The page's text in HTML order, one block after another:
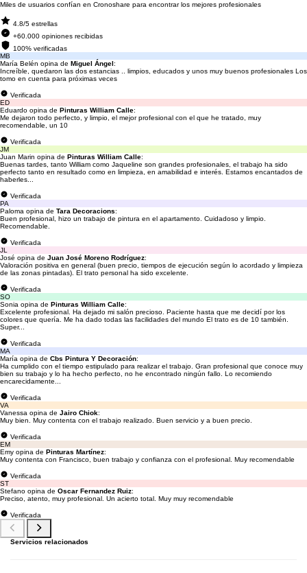
Miles de usuarios confían en Cronoshare para encontrar los mejores profesionales
4.8/5 estrellas
+60.000 opiniones recibidas
100% verificadas
MB
María Belén opina de Miguel Ángel:
Increíble, quedaron las dos estancias .. limpios, educados y unos muy buenos profesionales Los
tomo en cuenta para próximas veces
Verificada
ED
Eduardo opina de Pinturas William Calle:
Me dejaron todo perfecto, y limpio, el mejor profesional con el que he tratado, muy
recomendable, un 10
Verificada
JM
Juan Marin opina de Pinturas William Calle:
Buenas tardes, tanto William como Jaqueline son grandes profesionales, el trabajo ha sido
perfecto tanto en resultado como en limpieza, en amabilidad e interés. Estamos encantados de
haberles...
Verificada
PA
Paloma opina de Tara Decoracions:
Buen profesional, hizo un trabajo de pintura en el apartamento. Cuidadoso y limpio.
Recomendable.
Verificada
JL
José opina de Juan José Moreno Rodríguez:
Valoración positiva en general (buen precio, tiempos de ejecución según lo acordado y limpieza
de las zonas pintadas). El trato personal ha sido excelente.
Verificada
SO
Sonia opina de Pinturas William Calle:
Excelente profesional. Ha dejado mi salón precioso. Paciente hasta que me decidí por los
colores que quería. Me ha dado todas las facilidades del mundo El trato es de 10 también.
Super...
Verificada
MA
María opina de Cbs Pintura Y Decoración:
Ha cumplido con el tiempo estipulado para realizar el trabajo. Gran profesional que conoce muy
bien su trabajo y lo ha hecho perfecto, no he encontrado ningún fallo. Lo recomiendo
encarecidamente...
Verificada
VA
Vanessa opina de Jairo Chiok:
Muy bien. Muy contenta con el trabajo realizado. Buen servicio y a buen precio.
Verificada
EM
Emy opina de Pinturas Martínez:
Muy contenta con Francisco, buen trabajo y confianza con el profesional. Muy recomendable
Verificada
ST
Stefano opina de Oscar Fernandez Ruiz:
Preciso, atento, muy profesional. Un acierto total. Muy muy recomendable
Verificada
Servicios relacionados